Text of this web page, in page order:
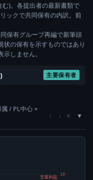
む)。各提出者の最新書類で
ックで共同保有の内訳。前
保有グループ再編で新筆頭
の保有を示すものではあり
しません。
主要保有者
/ PL中心 +
↑ ↓ ×
10
営業利益